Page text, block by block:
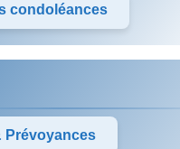
condoléances
Prévoyances